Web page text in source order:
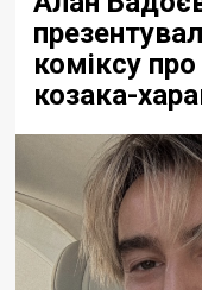
коміксу
козака-